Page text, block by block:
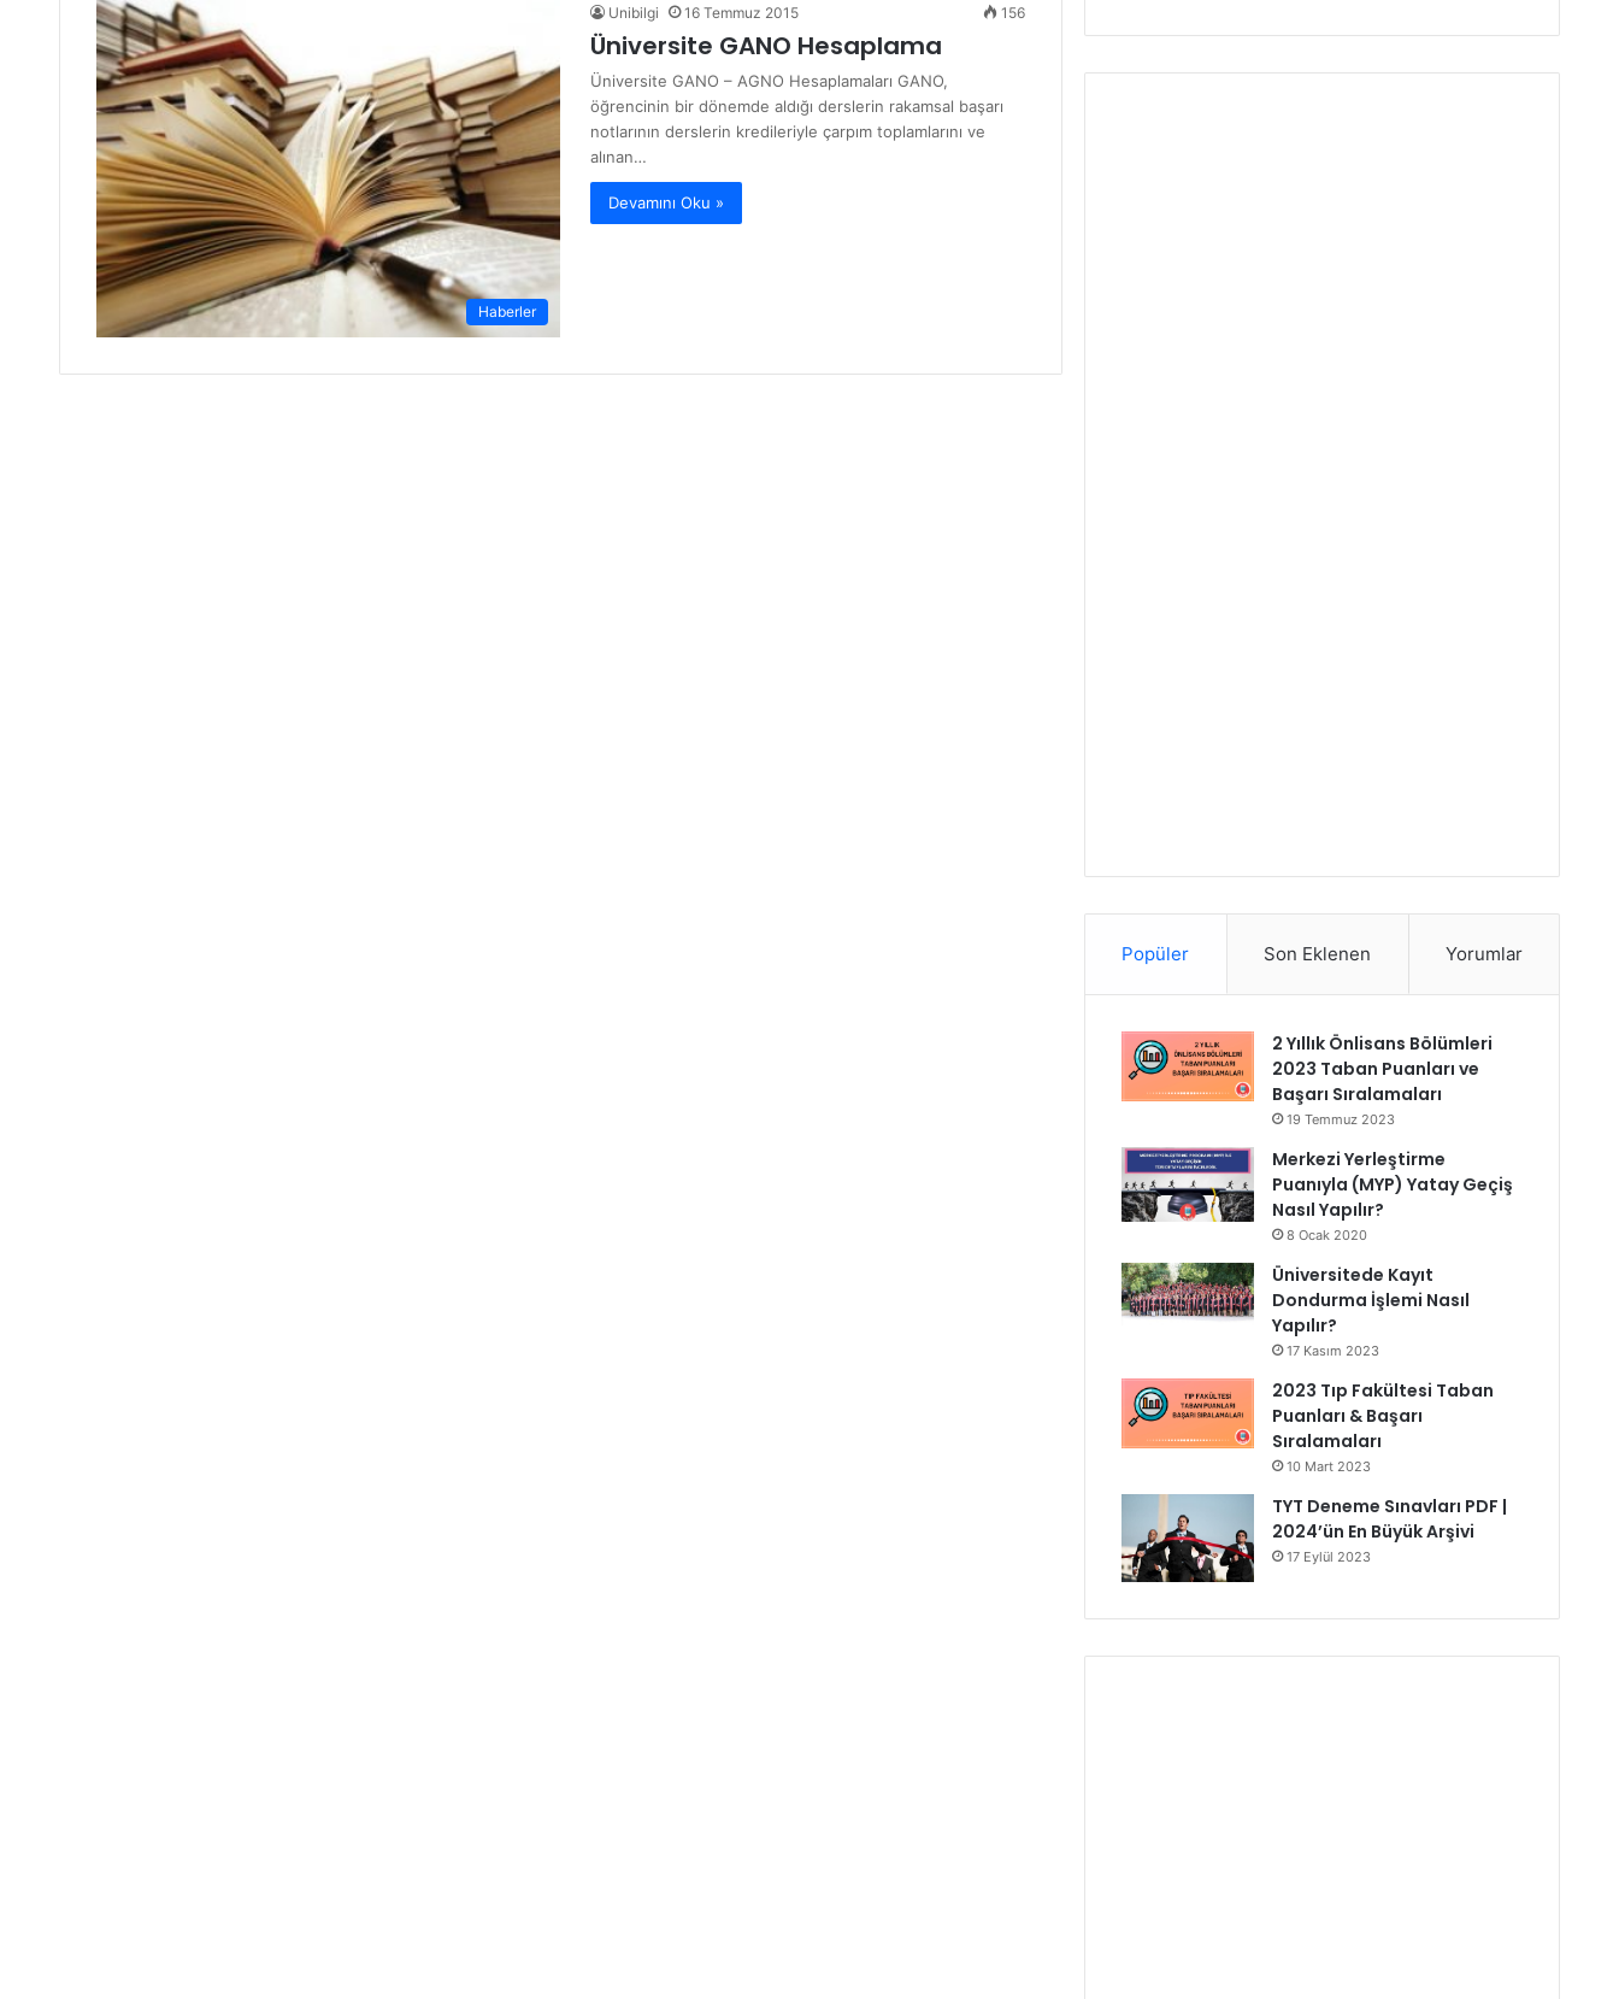
Haberler
Unibilgi 16 Temmuz 2015 156
Üniversite GANO Hesaplama
Üniversite GANO – AGNO Hesaplamaları GANO,
öğrencinin bir dönemde aldığı derslerin rakamsal başarı
notlarının derslerin kredileriyle çarpım toplamlarını ve
alınan…
Devamını Oku »
Popüler Son Eklenen Yorumlar
2 Yıllık Önlisans Bölümleri
2023 Taban Puanları ve
Başarı Sıralamaları
19 Temmuz 2023
Merkezi Yerleştirme
Puanıyla (MYP) Yatay Geçiş
Nasıl Yapılır?
8 Ocak 2020
Üniversitede Kayıt
Dondurma İşlemi Nasıl
Yapılır?
17 Kasım 2023
2023 Tıp Fakültesi Taban
Puanları & Başarı
Sıralamaları
10 Mart 2023
TYT Deneme Sınavları PDF |
2024’ün En Büyük Arşivi
17 Eylül 2023